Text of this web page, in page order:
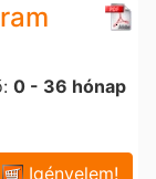
0 - 36 hónap
Igényelem!